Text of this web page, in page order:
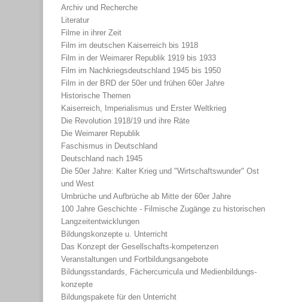
Archiv und Recherche
Literatur
Filme in ihrer Zeit
Film im deutschen Kaiserreich bis 1918
Film in der Weimarer Republik 1919 bis 1933
Film im Nachkriegsdeutschland 1945 bis 1950
Film in der BRD der 50er und frühen 60er Jahre
Historische Themen
Kaiserreich, Imperialismus und Erster Weltkrieg
Die Revolution 1918/19 und ihre Räte
Die Weimarer Republik
Faschismus in Deutschland
Deutschland nach 1945
Die 50er Jahre: Kalter Krieg und "Wirtschaftswunder" Ost
und West
Umbrüche und Aufbrüche ab Mitte der 60er Jahre
100 Jahre Geschichte - Filmische Zugänge zu historischen
Langzeitentwicklungen
Bildungskonzepte u. Unterricht
Das Konzept der Gesellschafts-kompetenzen
Veranstaltungen und Fortbildungsangebote
Bildungsstandards, Fächercurricula und Medienbildungs-
konzepte
Bildungspakete für den Unterricht